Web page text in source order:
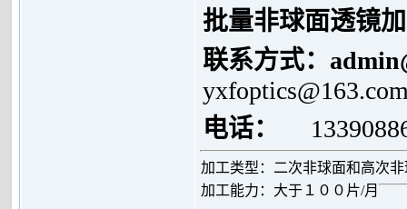
批量非球面透镜
联系方式：
电话：
加工类型：二次非球面和高次非
加工能力：大于１００片/月